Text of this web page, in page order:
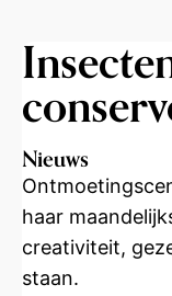
Nieuws
haar
creativiteit,
staan.